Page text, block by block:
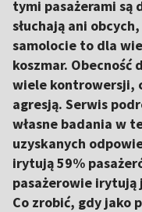
tymi pasażerami są
słuchają ani
samolocie to dla
koszmar. Obecność
wiele kontrowersji,
agresją. Serwis
własne badania w
uzyskanych
irytują 59%
pasażerowie
Co zrobić, gdy jako